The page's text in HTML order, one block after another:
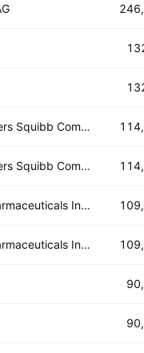
Bristol-Myers Squibb Company
Bristol-Myers Squibb Company
Vertex Pharmaceuticals Incorporated
Vertex Pharmaceuticals Incorporated